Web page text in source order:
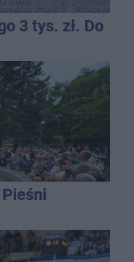
3 tys. zł. Do